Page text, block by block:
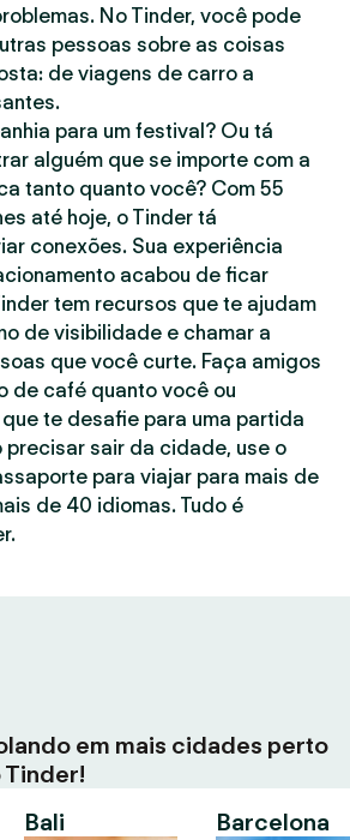
No Tinder, você pode
pessoas sobre as coisas
de viagens de carro a
para um festival? Ou tá
alguém que se importe com a
tanto quanto você? Com 55
até hoje, o Tinder tá
conexões. Sua experiência
acabou de ficar
tem recursos que te ajudam
de visibilidade e chamar a
que você curte. Faça amigos
de café quanto você ou
te desafie para uma partida
precisar sair da cidade, use o
para viajar para mais de
de 40 idiomas. Tudo é
em mais cidades perto
Tinder!
Bali Barcelona